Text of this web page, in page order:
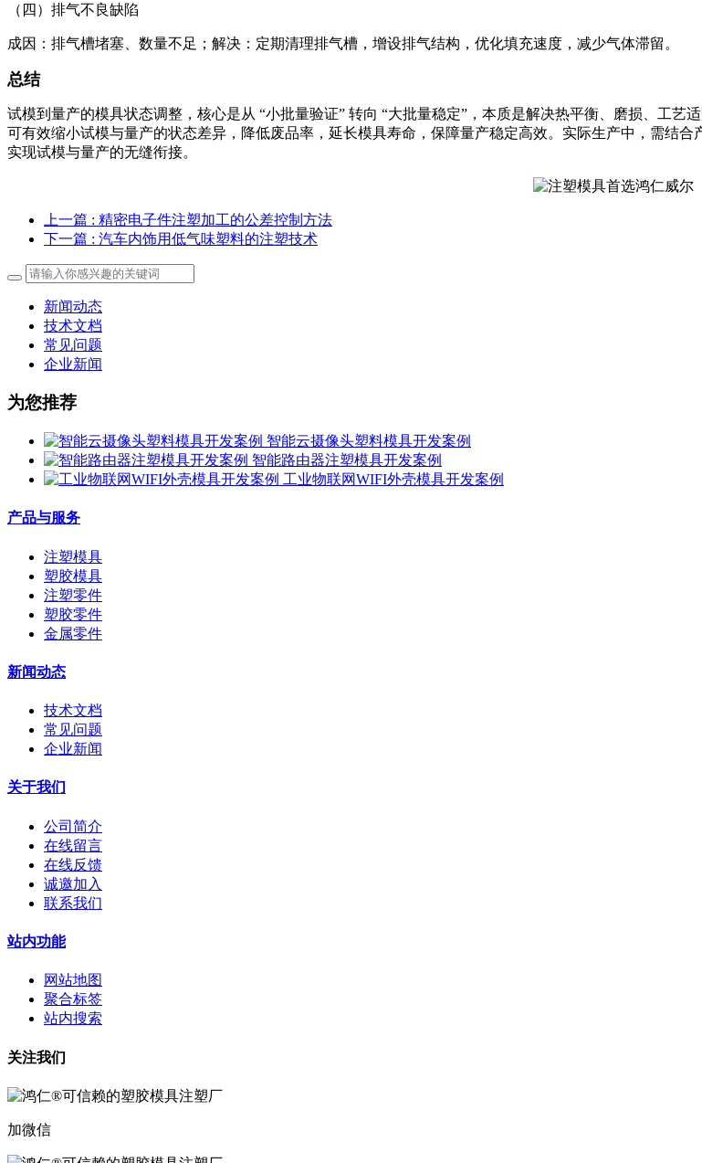
（四）排气不良缺陷
成因：排气槽堵塞、数量不足；解决：定期清理排气槽，增设排气结构，优化填充速度，减少气体滞留。
总结
试模到量产的模具状态调整，核心是从 “小批量验证” 转向 “大批量稳定”，本质是解决热平衡、磨损、工艺
可有效缩小试模与量产的状态差异，降低废品率，延长模具寿命，保障量产稳定高效。实际生产中，需结
实现试模与量产的无缝衔接。
上一篇 : 精密电子件注塑加工的公差控制方法
下一篇 : 汽车内饰用低气味塑料的注塑技术
新闻动态
技术文档
常见问题
企业新闻
为您推荐
智能云摄像头塑料模具开发案例
智能路由器注塑模具开发案例
工业物联网WIFI外壳模具开发案例
产品与服务
注塑模具
塑胶模具
注塑零件
塑胶零件
金属零件
新闻动态
技术文档
常见问题
企业新闻
关于我们
公司简介
在线留言
在线反馈
诚邀加入
联系我们
站内功能
网站地图
聚合标签
站内搜索
关注我们
加微信